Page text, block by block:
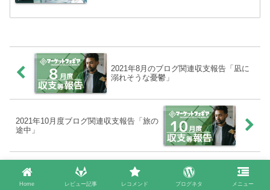
2021年8月のブログ関連収支報告「凪に
溺れそうな憂鬱」
2021年10月度ブログ関連収支報告「旅の
途中」
Home レビュー記事 レコメンド ブログネタ メニュー